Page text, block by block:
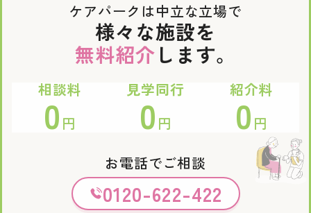
ケアパークは中立な立場で
様々な施設を
無料紹介 します。
相談料
0 円
見学同行
0 円
紹介料
0 円
お電話でご相談
0120-622-422